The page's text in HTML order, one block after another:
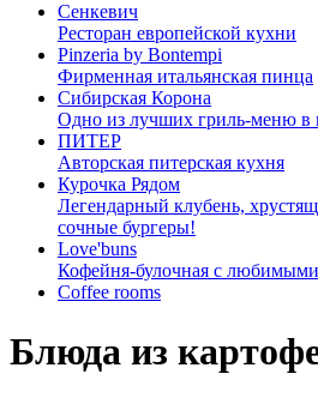
Сенкевич
Ресторан европейской кухни
Pinzeria by Bontempi
Фирменная итальянская пинца
Сибирская Корона
Одно из лучших гриль-меню в
ПИТЕР
Авторская питерская кухня
Курочка Рядом
Легендарный клубень,
сочные бургеры!
Love'buns
Кофейня-булочная с
Coffee rooms
Блюда из